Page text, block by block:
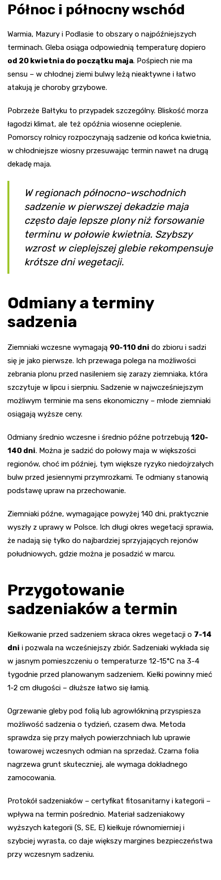
Północ i północny wschód
Warmia, Mazury i Podlasie to obszary o najpóźniejszych
terminach. Gleba osiąga odpowiednią temperaturę dopiero
od 20 kwietnia do początku maja. Pośpiech nie ma
sensu – w chłodnej ziemi bulwy leżą nieaktywne i łatwo
atakują je choroby grzybowe.
Pobrzeże Bałtyku to przypadek szczególny. Bliskość morza
łagodzi klimat, ale też opóźnia wiosenne ocieplenie.
Pomorscy rolnicy rozpoczynają sadzenie od końca kwietnia,
w chłodniejsze wiosny przesuwając termin nawet na drugą
dekadę maja.
W regionach północno-wschodnich
sadzenie w pierwszej dekadzie maja
często daje lepsze plony niż forsowanie
terminu w połowie kwietnia. Szybszy
wzrost w cieplejszej glebie rekompensuje
krótsze dni wegetacji.
Odmiany a terminy
sadzenia
Ziemniaki wczesne wymagają 90-110 dni do zbioru i sadzi
się je jako pierwsze. Ich przewaga polega na możliwości
zebrania plonu przed nasileniem się zarazy ziemniaka, która
szczytuje w lipcu i sierpniu. Sadzenie w najwcześniejszym
możliwym terminie ma sens ekonomiczny – młode ziemniaki
osiągają wyższe ceny.
Odmiany średnio wczesne i średnio późne potrzebują 120-
140 dni. Można je sadzić do połowy maja w większości
regionów, choć im później, tym większe ryzyko niedojrzałych
bulw przed jesiennymi przymrozkami. Te odmiany stanowią
podstawę upraw na przechowanie.
Ziemniaki późne, wymagające powyżej 140 dni, praktycznie
wyszły z uprawy w Polsce. Ich długi okres wegetacji sprawia,
że nadają się tylko do najbardziej sprzyjających rejonów
południowych, gdzie można je posadzić w marcu.
Przygotowanie
sadzeniaków a termin
Kiełkowanie przed sadzeniem skraca okres wegetacji o 7-14
dni i pozwala na wcześniejszy zbiór. Sadzeniaki wykłada się
w jasnym pomieszczeniu o temperaturze 12-15°C na 3-4
tygodnie przed planowanym sadzeniem. Kiełki powinny mieć
1-2 cm długości – dłuższe łatwo się łamią.
Ogrzewanie gleby pod folią lub agrowłókniną przyspiesza
możliwość sadzenia o tydzień, czasem dwa. Metoda
sprawdza się przy małych powierzchniach lub uprawie
towarowej wczesnych odmian na sprzedaż. Czarna folia
nagrzewa grunt skuteczniej, ale wymaga dokładnego
zamocowania.
Protokół sadzeniaków – certyfikat fitosanitarny i kategorii –
wpływa na termin pośrednio. Materiał sadzeniakowy
wyższych kategorii (S, SE, E) kiełkuje równomierniej i
szybciej wyrasta, co daje większy margines bezpieczeństwa
przy wczesnym sadzeniu.